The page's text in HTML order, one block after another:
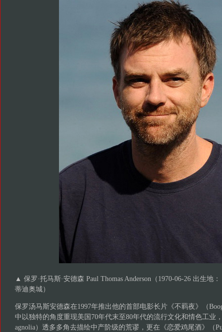
▲ 保罗·托马斯·安德森 Paul Thomas Anderson（1970-06-26 出生地
蒂迪奥城）
保罗汤马斯安德森在1997年推出他的首部电影长片《不羁夜》（
中以独特的角度重现美国70年代末至80年代的流行文化和情色工业
agnolia）透多多角去描绘中产阶级的荒谬，更在《恋爱鸡尾酒》（